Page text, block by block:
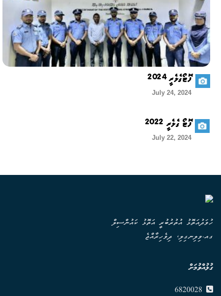
ފޮޓޯގެލެރީ 2024
July 24, 2024
ފޮޓޯ ގެލެރީ 2022
July 22, 2024
ހުވަދުއަތޮޅު އުތުރުބުރީ އަތޮޅު ކައުންސިލް
ގއ.ވިލިނގިލި، ދިވެހިރާއްޖެ
ގުޅުއްވުމަށް